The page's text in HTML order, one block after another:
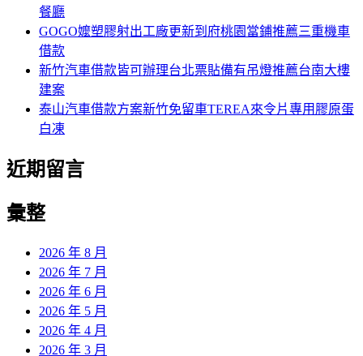
餐廳
GOGO嬤塑膠射出工廠更新到府桃園當鋪推薦三重機車
借款
新竹汽車借款皆可辦理台北票貼備有吊燈推薦台南大樓
建案
泰山汽車借款方案新竹免留車TEREA來令片專用膠原蛋
白凍
近期留言
彙整
2026 年 8 月
2026 年 7 月
2026 年 6 月
2026 年 5 月
2026 年 4 月
2026 年 3 月